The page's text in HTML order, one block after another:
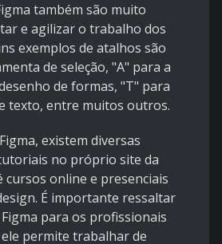
também são muito
e agilizar o trabalho dos
exemplos de atalhos são
de seleção, "A" para a
de formas, "T" para
texto, entre muitos outros.
existem diversas
no próprio site da
online e presenciais
É importante ressaltar
para os profissionais
permite trabalhar de